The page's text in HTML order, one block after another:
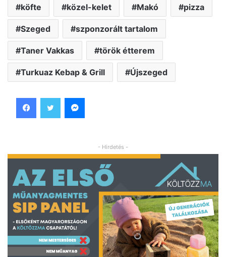
köfte közel-kelet Makó pizza
Szeged szponzorált tartalom
Taner Vakkas török étterem
Turkuaz Kebap & Grill Újszeged
- Hirdetés -